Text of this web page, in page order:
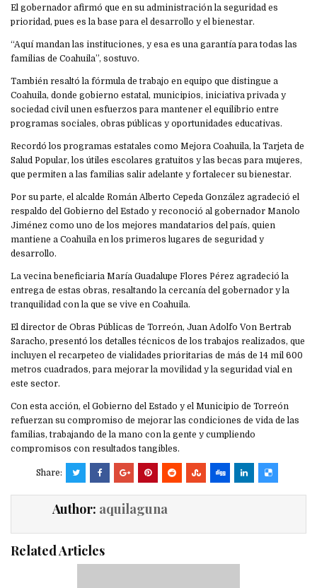
El gobernador afirmó que en su administración la seguridad es
prioridad, pues es la base para el desarrollo y el bienestar.
“Aquí mandan las instituciones, y esa es una garantía para todas las
familias de Coahuila”, sostuvo.
También resaltó la fórmula de trabajo en equipo que distingue a
Coahuila, donde gobierno estatal, municipios, iniciativa privada y
sociedad civil unen esfuerzos para mantener el equilibrio entre
programas sociales, obras públicas y oportunidades educativas.
Recordó los programas estatales como Mejora Coahuila, la Tarjeta de
Salud Popular, los útiles escolares gratuitos y las becas para mujeres,
que permiten a las familias salir adelante y fortalecer su bienestar.
Por su parte, el alcalde Román Alberto Cepeda González agradeció el
respaldo del Gobierno del Estado y reconoció al gobernador Manolo
Jiménez como uno de los mejores mandatarios del país, quien
mantiene a Coahuila en los primeros lugares de seguridad y
desarrollo.
La vecina beneficiaria María Guadalupe Flores Pérez agradeció la
entrega de estas obras, resaltando la cercanía del gobernador y la
tranquilidad con la que se vive en Coahuila.
El director de Obras Públicas de Torreón, Juan Adolfo Von Bertrab
Saracho, presentó los detalles técnicos de los trabajos realizados, que
incluyen el recarpeteo de vialidades prioritarias de más de 14 mil 600
metros cuadrados, para mejorar la movilidad y la seguridad vial en
este sector.
Con esta acción, el Gobierno del Estado y el Municipio de Torreón
refuerzan su compromiso de mejorar las condiciones de vida de las
familias, trabajando de la mano con la gente y cumpliendo
compromisos con resultados tangibles.
Share:
Author: aquilaguna
Related Articles